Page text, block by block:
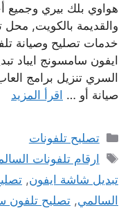
هواوي بلك بيري وجميع
والقديمة بالكويت, محل
خدمات تصليح وصيانة
ايفون سامسونج ايباد
السري تنزيل برامج
صيانة أو … اقرأ المزيد
التصنيفات
تصليح تلفونات
الوسوم
ارقام تلفونات
تبديل شاشة ايفون,
السالمي, تصليح تلفون